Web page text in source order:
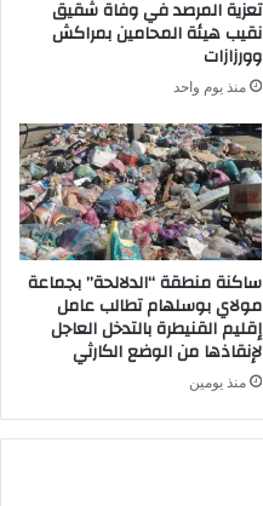
تعزية المرصد في وفاة شقيق
نقيب هيئة المحامين بمراكش
وورزازات
منذ يوم واحد
ساكنة منطقة “الدلالحة” بجماعة
مولاي بوسلهام تطالب عامل
إقليم القنيطرة بالتدخل العاجل
لإنقاذها من الوضع الكارثي
منذ يومين